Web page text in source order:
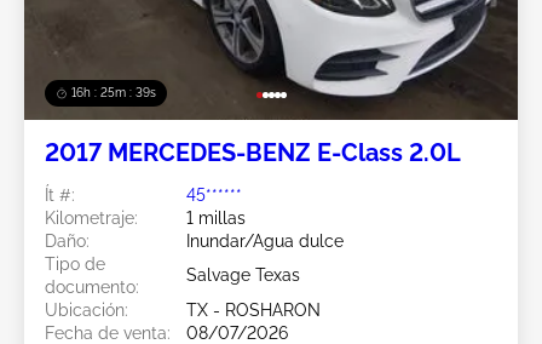
16h : 25m : 37s
2017 MERCEDES-BENZ E-Class 2.0L
Ít #:
45******
Kilometraje:
1 millas
Daño:
Inundar/Agua dulce
Tipo de
documento:
Salvage Texas
Ubicación:
TX - ROSHARON
Fecha de venta:
08/07/2026